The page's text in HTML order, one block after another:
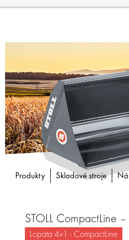
Produkty Skladové stroje
STOLL CompactLine –
Lopata 4v1 - CompactLine